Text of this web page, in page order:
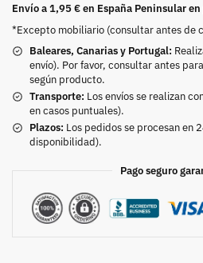
Envío a 1,95 € en España Peninsular
*Excepto mobiliario (consultar antes de
Baleares, Canarias y Portugal:
envío). Por favor, consultar antes
según producto.
Transporte: Los envíos se realizan
en casos puntuales).
Plazos: Los pedidos se procesan en
disponibilidad).
Pago seguro